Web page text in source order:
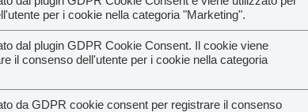
per i cookie nella categoria "Marketing".
dal plugin GDPR Cookie Consent. Il cookie viene
il consenso dell'utente per i cookie nella categoria
da GDPR cookie consent per registrare il consenso